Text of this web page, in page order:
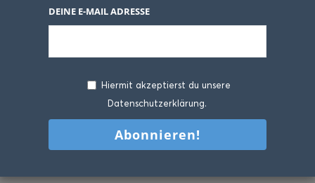
DEINE E-MAIL ADRESSE
Hiermit akzeptierst du unsere
Datenschutzerklärung.